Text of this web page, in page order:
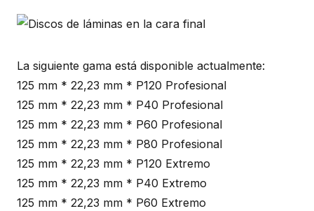
La siguiente gama está disponible actualmente:
125 mm * 22,23 mm * P120 Profesional
125 mm * 22,23 mm * P40 Profesional
125 mm * 22,23 mm * P60 Profesional
125 mm * 22,23 mm * P80 Profesional
125 mm * 22,23 mm * P120 Extremo
125 mm * 22,23 mm * P40 Extremo
125 mm * 22,23 mm * P60 Extremo